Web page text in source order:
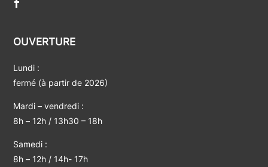
OUVERTURE
Lundi :
fermé (à partir de 2026)
Mardi – vendredi :
8h – 12h / 13h30 – 18h
Samedi :
8h – 12h / 14h- 17h